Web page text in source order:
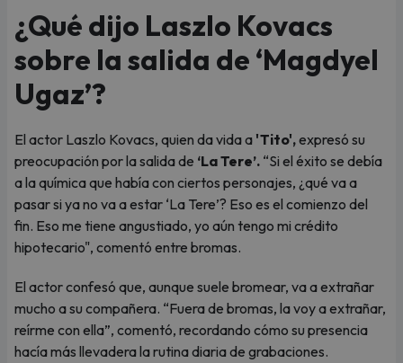
¿Qué dijo Laszlo Kovacs
sobre la salida de ‘Magdyel
Ugaz’?
El actor Laszlo Kovacs, quien da vida a 'Tito',expresó su
preocupación por la salida de ‘La Tere’. “Si el éxito se debía
a la química que había con ciertos personajes, ¿qué va a
pasar si ya no va a estar ‘La Tere’? Eso es el comienzo del
fin. Eso me tiene angustiado, yo aún tengo mi crédito
hipotecario", comentó entre bromas.
El actor confesó que, aunque suele bromear, va a extrañar
mucho a su compañera. “Fuera de bromas, la voy a extrañar,
reírme con ella”, comentó, recordando cómo su presencia
hacía más llevadera la rutina diaria de grabaciones.